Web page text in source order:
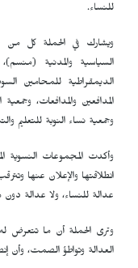
للنساء.
ويشارك في الحملة كل من
السياسية والمدنية
الديمقراطية للمحامين
المدافعين والمدافعات،
وجمعية نساء النوبة للتعليم
وأكدت المجموعات النسوية
انطلاقتها والإعلان عنها
عدالة للنساء، ولا عدالة
وترى الحملة أن ما تتعرض
العدالة وتواطؤ الصمت، وأن